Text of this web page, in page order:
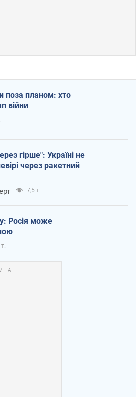
поза планом: хто
війни
гірше": Україні не
через ракетний
7,5 т.
Росія може